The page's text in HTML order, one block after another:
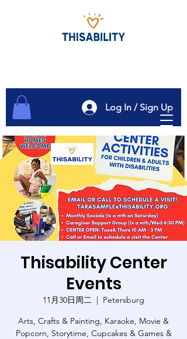
Log In / Sign Up
Thisability Center
Events
11月30日周二
  |
Petersburg
Arts, Crafts & Painting, Karaoke, Movie &
Popcorn, Storytime, Cupcakes & Games &